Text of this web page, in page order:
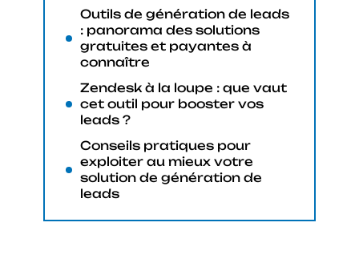
Outils de génération de leads
: panorama des solutions
gratuites et payantes à
connaître
Zendesk à la loupe : que vaut
cet outil pour booster vos
leads ?
Conseils pratiques pour
exploiter au mieux votre
solution de génération de
leads